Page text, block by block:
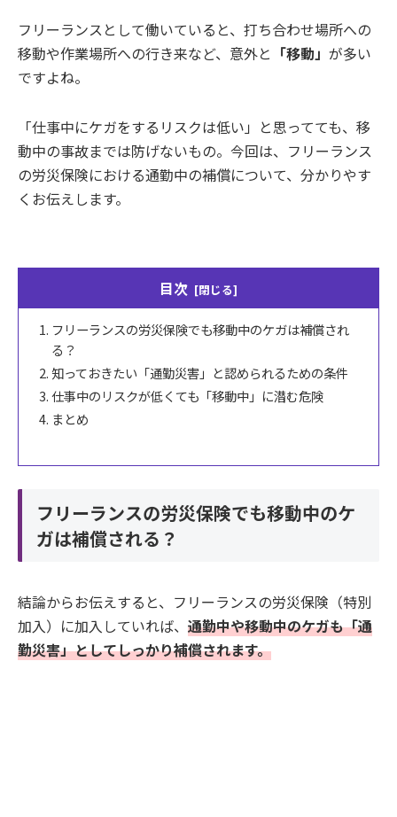
フリーランスとして働いていると、打ち合わせ場所への
移動や作業場所への行き来など、意外と 「移動」 が多い
ですよね。
「仕事中にケガをするリスクは低い」と思ってても、移
動中の事故までは防げないもの。今回は、フリーランス
の労災保険における通勤中の補償について、分かりやす
くお伝えします。
目次
フリーランスの労災保険でも移動中のケガは補償され
る？
知っておきたい「通勤災害」と認められるための条件
仕事中のリスクが低くても「移動中」に潜む危険
まとめ
フリーランスの労災保険でも移動中のケ
ガは補償される？
結論からお伝えすると、フリーランスの労災保険（特別
加入）に加入していれば、 通勤中や移動中のケガも「通
勤災害」としてしっかり補償されます。